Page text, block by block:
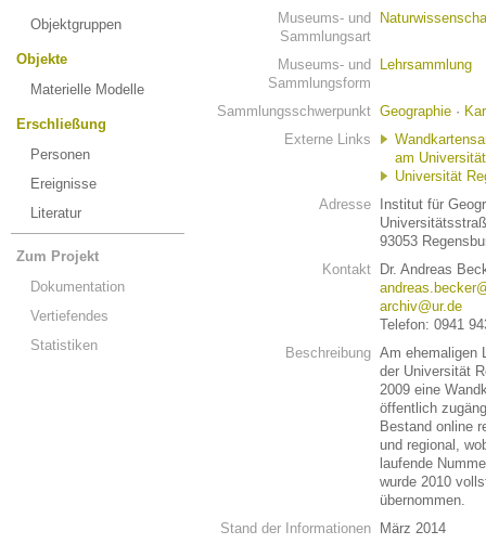
Objektgruppen
Objekte
Materielle Modelle
Erschließung
Personen
Ereignisse
Literatur
Zum Projekt
Dokumentation
Vertiefendes
Statistiken
Museums- und
Sammlungsart
Museums- und
Sammlungsform
Lehrsammlung
Sammlungsschwerpunkt Geographie ·
Externe Links
am
Universität
Adresse
Institut für
93053
Kontakt
Dr. Andreas
archiv@ur.de
Telefon: 0941
Beschreibung Am ehemaligen
der Universität
2009 eine
öffentlich
Bestand online
und regional,
laufende
wurde 2010
übernommen.
Stand der Informationen
März 2014